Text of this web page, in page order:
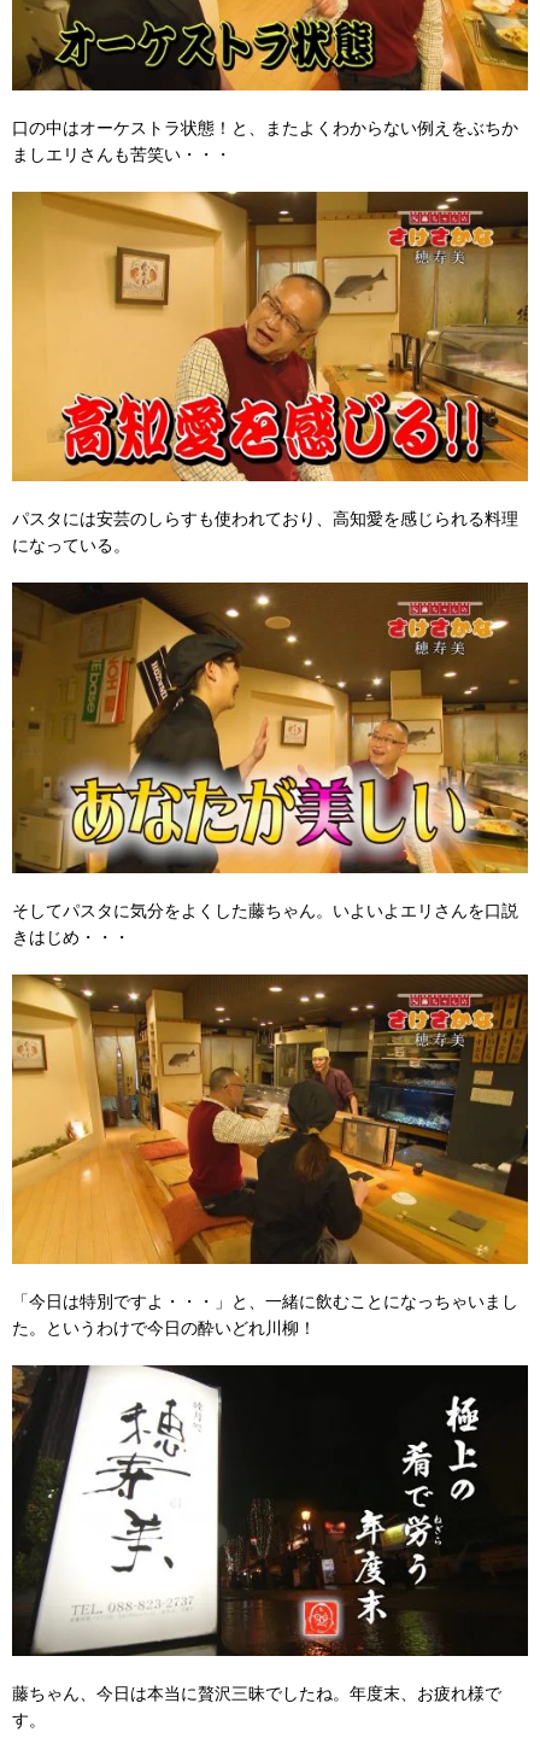
口の中はオーケストラ状態！と、またよくわからない例えをぶちか
ましエリさんも苦笑い・・・
パスタには安芸のしらすも使われており、高知愛を感じられる料理
になっている。
そしてパスタに気分をよくした藤ちゃん。いよいよエリさんを口説
きはじめ・・・
「今日は特別ですよ・・・」と、一緒に飲むことになっちゃいまし
た。というわけで今日の酔いどれ川柳！
藤ちゃん、今日は本当に贅沢三昧でしたね。年度末、お疲れ様で
す。